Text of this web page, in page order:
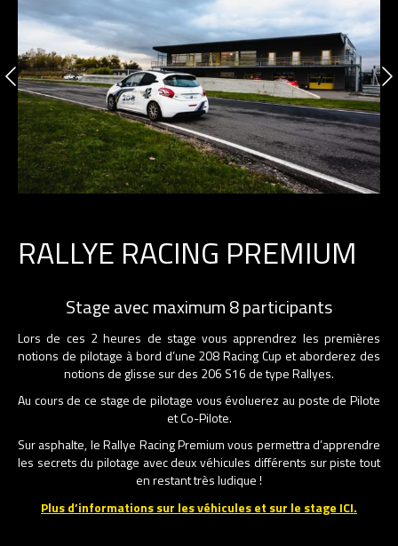
RALLYE RACING PREMIUM
Stage avec maximum 8 participants
Lors de ces 2 heures de stage vous apprendrez les premières
notions de pilotage à bord d’une 208 Racing Cup et aborderez des
notions de glisse sur des 206 S16 de type Rallyes.
Au cours de ce stage de pilotage vous évoluerez au poste de Pilote
et Co-Pilote.
Sur asphalte, le Rallye Racing Premium vous permettra d’apprendre
les secrets du pilotage avec deux véhicules différents sur piste tout
en restant très ludique !
Plus d’informations sur les véhicules et sur le stage ICI.